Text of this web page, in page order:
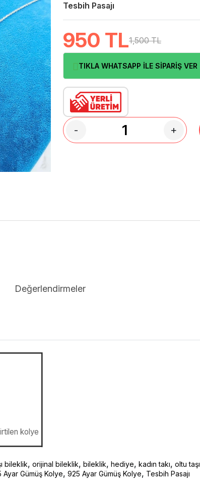
Tesbih Pasajı
950 TL1,500 TL
TIKLA WHATSAPP İLE SİPARİŞ VER
- +
Değerlendirmeler
kolye
bileklik, orijinal bileklik, bileklik, hediye, kadın takı, oltu taşı
Gümüş Kolye, 925 Ayar Gümüş Kolye, Tesbih Pasajı